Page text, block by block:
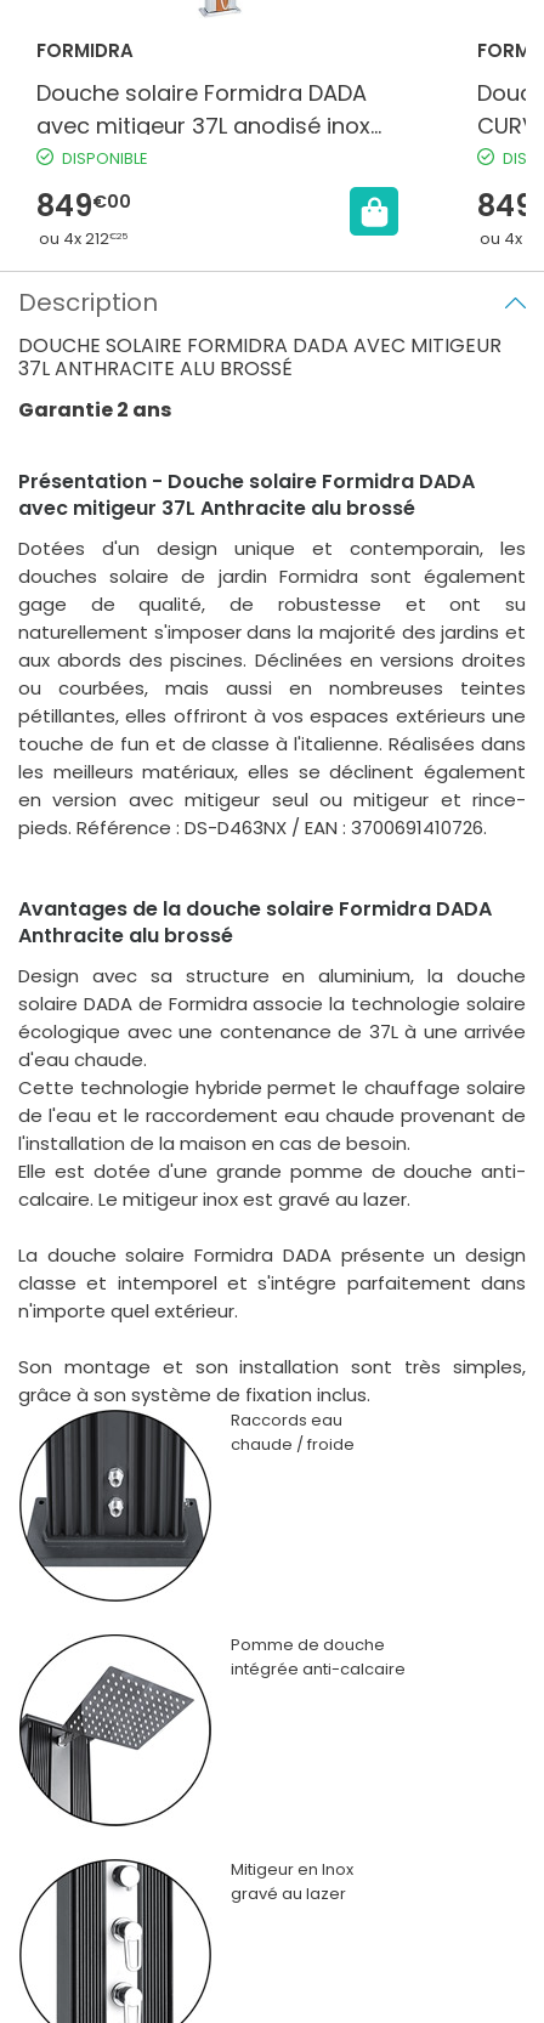
FORMIDRA
Douche solaire Formidra DADA
avec mitigeur 37L anodisé inox
effet bois
DISPONIBLE
849€00
ou 4x 212€25
849
ou 4x
Description
DOUCHE SOLAIRE FORMIDRA DADA AVEC MITIGEUR
37L ANTHRACITE ALU BROSSÉ
Garantie 2 ans
Présentation - Douche solaire Formidra DADA
avec mitigeur 37L Anthracite alu brossé
Dotées d'un design unique et contemporain, les
douches solaire de jardin Formidra sont également
gage de qualité, de robustesse et ont su
naturellement s'imposer dans la majorité des jardins et
aux abords des piscines. Déclinées en versions droites
ou courbées, mais aussi en nombreuses teintes
pétillantes, elles offriront à vos espaces extérieurs une
touche de fun et de classe à l'italienne. Réalisées dans
les meilleurs matériaux, elles se déclinent également
en version avec mitigeur seul ou mitigeur et rince-
pieds. Référence : DS-D463NX / EAN : 3700691410726.
Avantages de la douche solaire Formidra DADA
Anthracite alu brossé
Design avec sa structure en aluminium, la douche
solaire DADA de Formidra associe la technologie solaire
écologique avec une contenance de 37L à une arrivée
d'eau chaude.
Cette technologie hybride permet le chauffage solaire
de l'eau et le raccordement eau chaude provenant de
l'installation de la maison en cas de besoin.
Elle est dotée d'une grande pomme de douche anti-
calcaire. Le mitigeur inox est gravé au lazer.
La douche solaire Formidra DADA présente un design
classe et intemporel et s'intégre parfaitement dans
n'importe quel extérieur.
Son montage et son installation sont très simples,
grâce à son système de fixation inclus.
Raccords eau
chaude / froide
Pomme de douche
intégrée anti-calcaire
Mitigeur en Inox
gravé au lazer